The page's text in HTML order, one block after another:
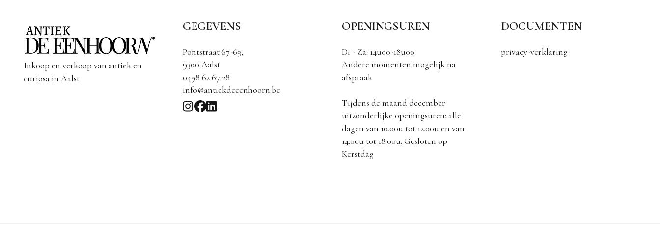
Inkoop en verkoop van antiek en
curiosa in Aalst
GEGEVENS
Pontstraat 67-69,
9300 Aalst
0498 62 67 28
info@antiekdeeenhoorn.be
OPENINGSUREN
Di - Za: 14u00-18u00
Andere momenten mogelijk na
afspraak
Tijdens de maand december
uitzonderlijke openingsuren: alle
dagen van 10.00u tot 12.00u en van
14.00u tot 18.00u. Gesloten op
Kerstdag
DOCUMENTEN
privacy-verklaring